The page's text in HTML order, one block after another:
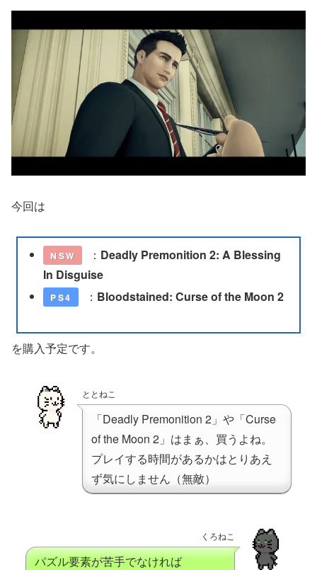
今回は
NSW ： Deadly Premonition 2: A Blessing
In Disguise
PS4 ： Bloodstained: Curse of the Moon 2
を購入予定です。
ととねこ
「Deadly Premonition 2」や「Curse
of the Moon 2」はまぁ、買うよね。
プレイする時間があるかはとりあえ
ず気にしません（無敵）
くろねこ
パズル要素が苦手でなければ